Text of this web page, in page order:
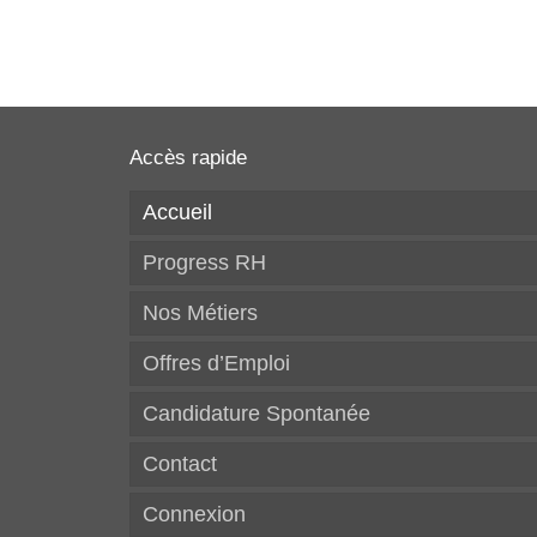
Accès rapide
Accueil
Progress RH
Nos Métiers
Offres d’Emploi
Candidature Spontanée
Contact
Connexion